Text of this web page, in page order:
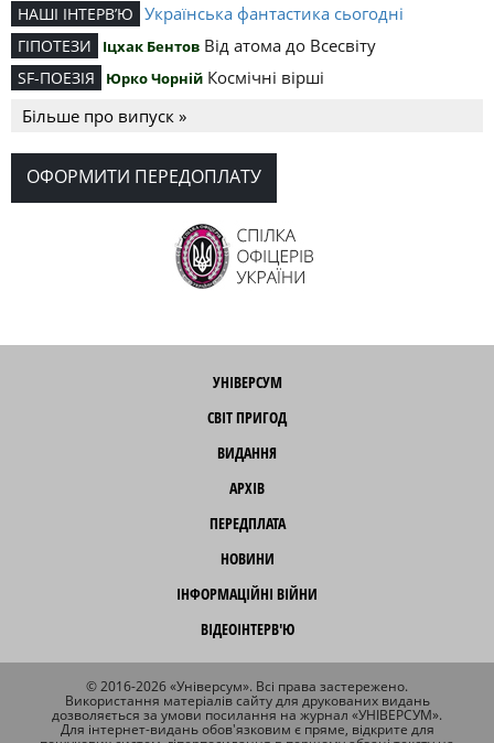
НАШІ ІНТЕРВ’Ю Українська фантастика сьогодні
ГІПОТЕЗИ Іцхак Бентов Від атома до Всесвіту
SF-ПОЕЗІЯ Юрко Чорній Космічні вірші
Більше про випуск »
ОФОРМИТИ ПЕРЕДОПЛАТУ
УНІВЕРСУМ
СВІТ ПРИГОД
ВИДАННЯ
АРХІВ
ПЕРЕДПЛАТА
НОВИНИ
ІНФОРМАЦІЙНІ ВІЙНИ
ВІДЕОІНТЕРВ'Ю
© 2016-2026 «Універсум». Всі права застережено.
Використання матеріалів сайту для друкованих видань
дозволяється за умови посилання на журнал «УНІВЕРСУМ».
Для інтернет-видань обов'язковим є пряме, відкрите для